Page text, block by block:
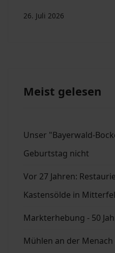
26. Juli 2026
Meist gelesen
Unser "Bayerwald-
Geburtstag nicht
Vor 27 Jahren:
Kastensölde in
Markterhebung - 50
Mühlen an der Menach